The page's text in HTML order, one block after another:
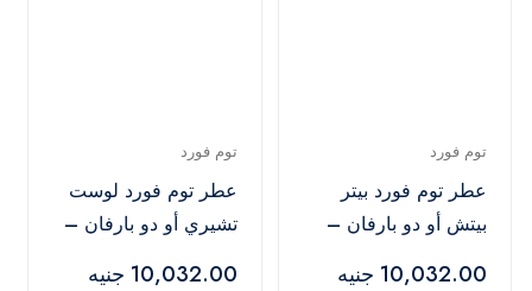
توم فورد
عطر توم فورد بيتر
بيتش أو دو بارفان –
10,032.00 جنيه
توم فورد
عطر توم فورد لوست
تشيري أو دو بارفان –
10,032.00 جنيه